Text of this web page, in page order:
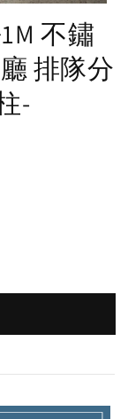
不鏽
排隊分
-